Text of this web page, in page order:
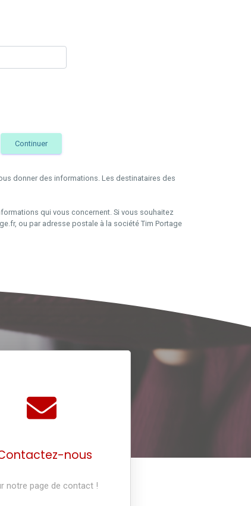
Continuer
donner des informations. Les destinataires des
qui vous concernent. Si vous souhaitez
ou par adresse postale à la société Tim Portage
nous
notre page de contact !